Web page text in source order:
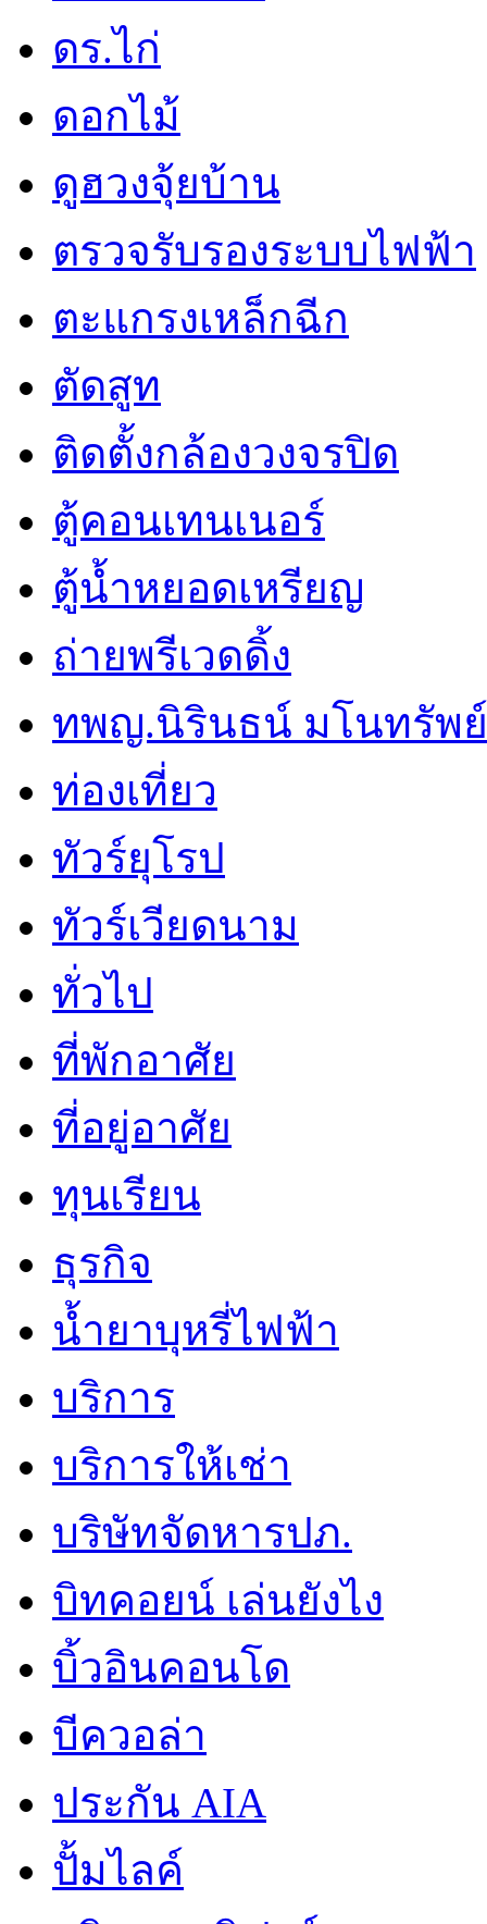
ดร.ไก่
ดอกไม้
ดูฮวงจุ้ยบ้าน
ตรวจรับรองระบบไฟฟ้า
ตะแกรงเหล็กฉีก
ตัดสูท
ติดตั้งกล้องวงจรปิด
ตู้คอนเทนเนอร์
ตู้น้ำหยอดเหรียญ
ถ่ายพรีเวดดิ้ง
ทพญ.นิรินธน์ มโนทรัพ
ท่องเที่ยว
ทัวร์ยุโรป
ทัวร์เวียดนาม
ทั่วไป
ที่พักอาศัย
ที่อยู่อาศัย
ทุนเรียน
ธุรกิจ
น้ำยาบุหรี่ไฟฟ้า
บริการ
บริการให้เช่า
บริษัทจัดหารปภ.
บิทคอยน์ เล่นยังไง
บิ้วอินคอนโด
บีควอล่า
ประกัน AIA
ปั้มไลค์